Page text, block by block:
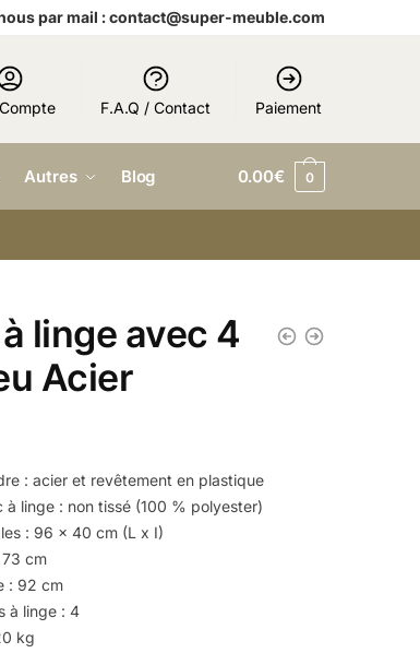
par mail : contact@super-meuble.com
F.A.Q / Contact Paiement
Autres Blog 0.00€ 0
linge avec 4
Acier
: acier et revêtement en plastique
à linge : non tissé (100 % polyester)
: 96 x 40 cm (L x I)
cm
: 92 cm
à linge : 4
kg